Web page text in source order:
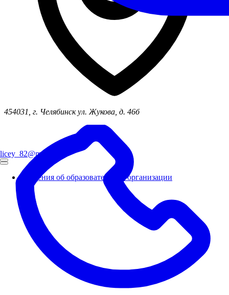
licey_82@mail.ru
Сведения об образовательной организации
454031, г. Челябинск ул. Жукова, д. 46б